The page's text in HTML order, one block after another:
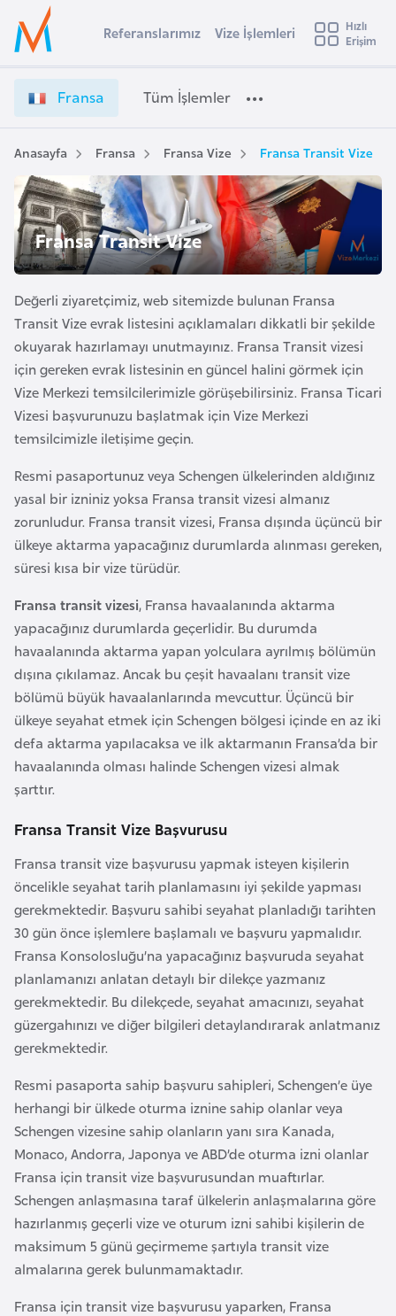
Ülke Seçimi
Başvuru yapmak istediğiniz ülkeyi seçin
Üye
Girişi
r
n
s
a
i
z
e
İ
ş
l
e
m
e
r
i
e
i
Referanslarımız Vize İşlemleri
Hızlı
Erişim
Fransa Tüm İşlemler
Anasayfa Fransa Fransa Vize Fransa Transit Vize
Fransa Transit Vize
Değerli ziyaretçimiz, web sitemizde bulunan Fransa
Transit Vize evrak listesini açıklamaları dikkatli bir şekilde
okuyarak hazırlamayı unutmayınız. Fransa Transit vizesi
için gereken evrak listesinin en güncel halini görmek için
Vize Merkezi temsilcilerimizle görüşebilirsiniz. Fransa Ticari
Vizesi başvurunuzu başlatmak için Vize Merkezi
temsilcimizle iletişime geçin.
Resmi pasaportunuz veya Schengen ülkelerinden aldığınız
yasal bir izniniz yoksa Fransa transit vizesi almanız
zorunludur. Fransa transit vizesi, Fransa dışında üçüncü bir
ülkeye aktarma yapacağınız durumlarda alınması gereken,
süresi kısa bir vize türüdür.
Fransa transit vizesi, Fransa havaalanında aktarma
yapacağınız durumlarda geçerlidir. Bu durumda
havaalanında aktarma yapan yolculara ayrılmış bölümün
dışına çıkılamaz. Ancak bu çeşit havaalanı transit vize
bölümü büyük havaalanlarında mevcuttur. Üçüncü bir
ülkeye seyahat etmek için Schengen bölgesi içinde en az iki
defa aktarma yapılacaksa ve ilk aktarmanın Fransa’da bir
havaalanında olması halinde Schengen vizesi almak
şarttır.
Fransa Transit Vize Başvurusu
Fransa transit vize başvurusu yapmak isteyen kişilerin
öncelikle seyahat tarih planlamasını iyi şekilde yapması
gerekmektedir. Başvuru sahibi seyahat planladığı tarihten
30 gün önce işlemlere başlamalı ve başvuru yapmalıdır.
Fransa Konsolosluğu’na yapacağınız başvuruda seyahat
planlamanızı anlatan detaylı bir dilekçe yazmanız
gerekmektedir. Bu dilekçede, seyahat amacınızı, seyahat
güzergahınızı ve diğer bilgileri detaylandırarak anlatmanız
gerekmektedir.
Resmi pasaporta sahip başvuru sahipleri, Schengen’e üye
herhangi bir ülkede oturma iznine sahip olanlar veya
Schengen vizesine sahip olanların yanı sıra Kanada,
Monaco, Andorra, Japonya ve ABD’de oturma izni olanlar
Fransa için transit vize başvurusundan muaftırlar.
Schengen anlaşmasına taraf ülkelerin anlaşmalarına göre
hazırlanmış geçerli vize ve oturum izni sahibi kişilerin de
maksimum 5 günü geçirmeme şartıyla transit vize
almalarına gerek bulunmamaktadır.
Fransa için transit vize başvurusu yaparken, Fransa
s
t
r
a
A
v
u
t
u
r
y
a
z
e
r
b
a
c
a
n
B
a
h
r
y
B
a
n
g
l
a
d
ş
B
e
l
a
r
u
s